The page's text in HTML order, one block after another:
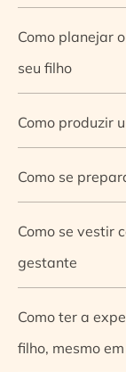
Como planejar
seu filho
Como produzir
Como se
Como se vestir
gestante
Como ter a
filho, mesmo